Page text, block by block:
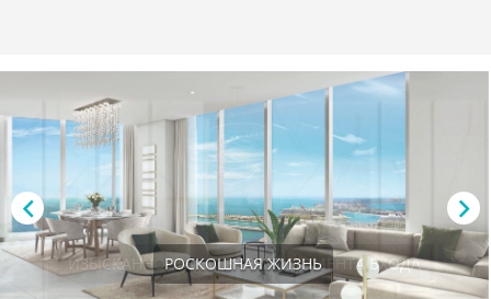
РОСКОШНАЯ ЖИЗНЬ